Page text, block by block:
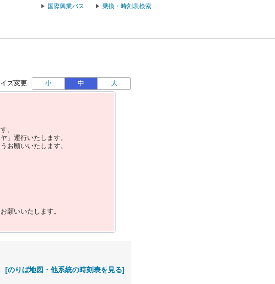
国際興業バス 乗換・時刻表検索
ズ変更 小 中 大
。
」運行いたします。
お願いいたします。
願いいたします。
[のりば地図・他系統の時刻表を見る]